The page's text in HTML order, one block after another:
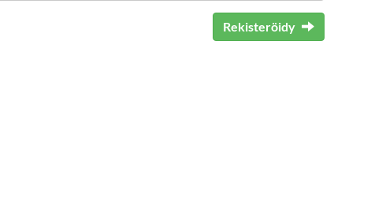
Rekisteröidy